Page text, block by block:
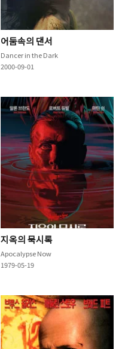
어둠속의 댄서
Dancer in the Dark
2000-09-01
지옥의 묵시록
Apocalypse Now
1979-05-19